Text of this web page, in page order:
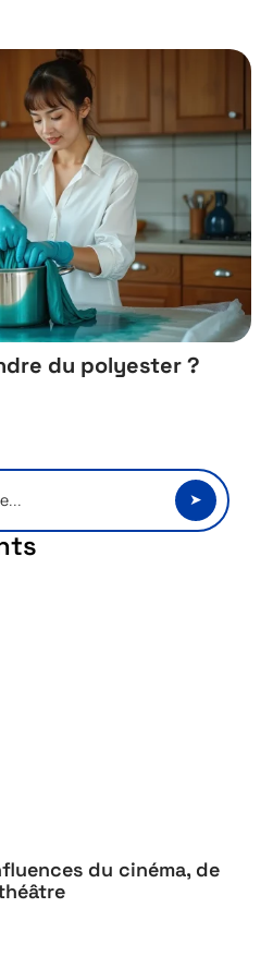
du polyester ?
du cinéma, de